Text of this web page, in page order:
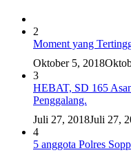
2
Moment yang
Oktober 5, 2018
3
HEBAT, SD 165
Penggalang.
Juli 27, 2018Juli 27,
4
5 anggota Polres